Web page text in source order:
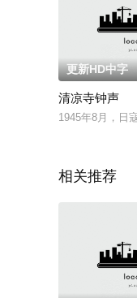
更新HD中字
清凉寺钟声
1945年8月，日
相关推荐